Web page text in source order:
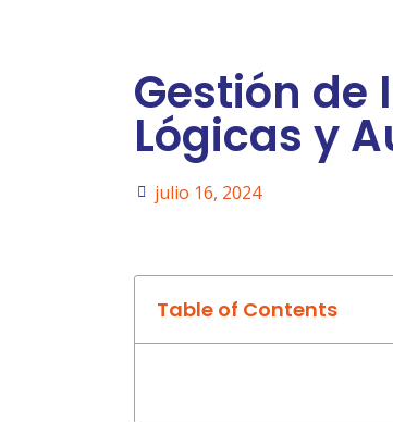
Gestión de
Lógicas y
julio 16, 2024
Table of Contents